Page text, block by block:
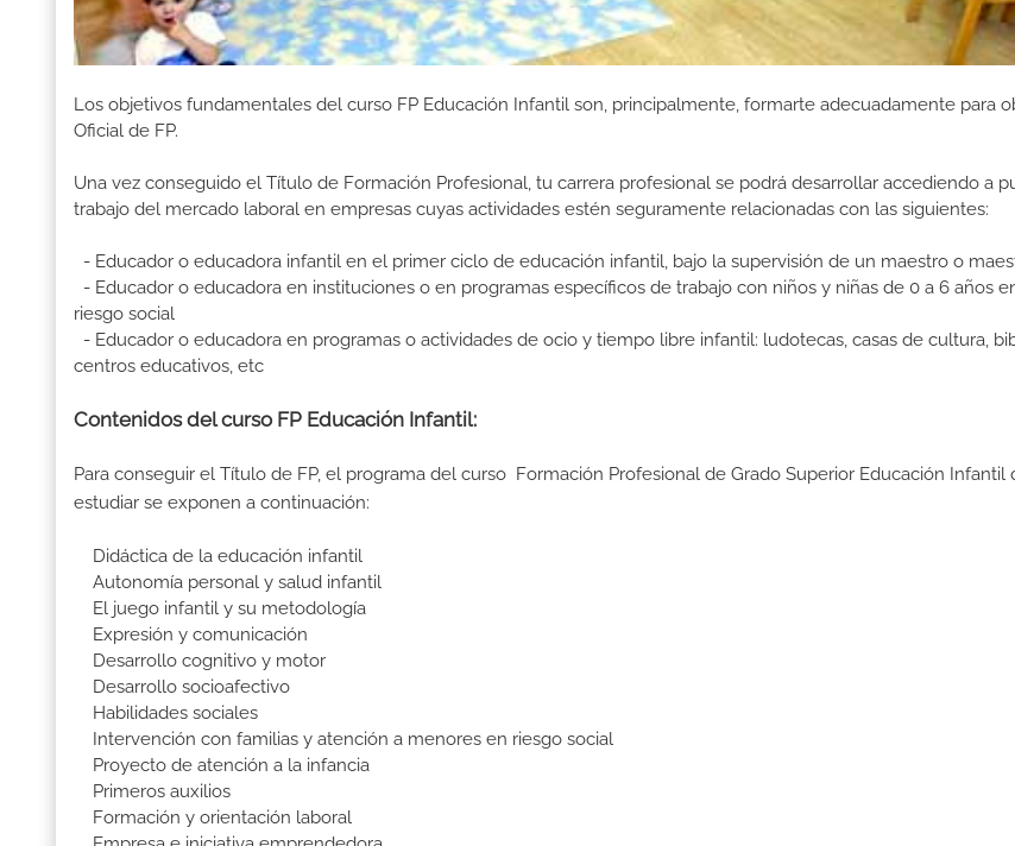
Los objetivos fundamentales del curso FP Educación Infantil son, principalmente, formarte adecuadamente para
Oficial de FP.
Una vez conseguido el Título de Formación Profesional, tu carrera profesional se podrá desarrollar accediendo a
trabajo del mercado laboral en empresas cuyas actividades estén seguramente relacionadas con las siguientes:
- Educador o educadora infantil en el primer ciclo de educación infantil, bajo la supervisión de un maestro o
- Educador o educadora en instituciones o en programas específicos de trabajo con niños y niñas de 0 a 6 años
riesgo social
- Educador o educadora en programas o actividades de ocio y tiempo libre infantil: ludotecas, casas de cultura,
centros educativos, etc
Contenidos del curso FP Educación Infantil:
Para conseguir el Título de FP, el programa del curso Formación Profesional de Grado Superior Educación Infantil
estudiar se exponen a continuación:
Didáctica de la educación infantil
Autonomía personal y salud infantil
El juego infantil y su metodología
Expresión y comunicación
Desarrollo cognitivo y motor
Desarrollo socioafectivo
Habilidades sociales
Intervención con familias y atención a menores en riesgo social
Proyecto de atención a la infancia
Primeros auxilios
Formación y orientación laboral